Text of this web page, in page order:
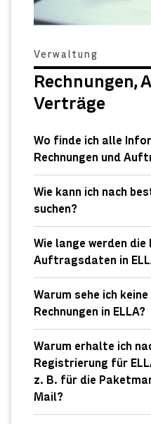
Verwaltung
Rechnungen,
Verträge
Wo finde ich alle
Rechnungen und
Wie kann ich nach
suchen?
Wie lange werden die
Auftragsdaten in
Warum sehe ich
Rechnungen in ELLA?
Warum erhalte ich
Registrierung für
z. B. für die
Mail?